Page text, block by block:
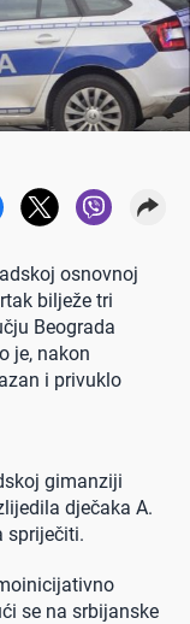
osnovnoj
bilježe tri
Beograda
je, nakon
i privuklo
gimanziji
dječaka A.
spriječiti.
se na srbijanske